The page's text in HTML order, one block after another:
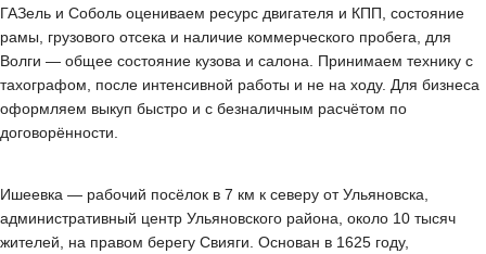
ГАЗель и Соболь оцениваем ресурс двигателя и КПП, состояние
рамы, грузового отсека и наличие коммерческого пробега, для
Волги — общее состояние кузова и салона. Принимаем технику с
тахографом, после интенсивной работы и не на ходу. Для бизнеса
оформляем выкуп быстро и с безналичным расчётом по
договорённости.
Ишеевка — рабочий посёлок в 7 км к северу от Ульяновска,
административный центр Ульяновского района, около 10 тысяч
жителей, на правом берегу Свияги. Основан в 1625 году,